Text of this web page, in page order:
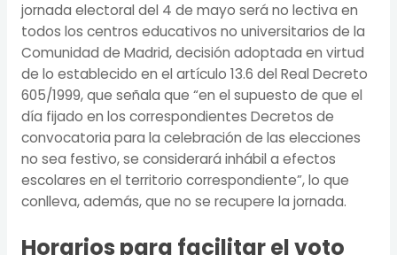
jornada electoral del 4 de mayo será no lectiva en
todos los centros educativos no universitarios de la
Comunidad de Madrid, decisión adoptada en virtud
de lo establecido en el artículo 13.6 del Real Decreto
605/1999, que señala que “en el supuesto de que el
día fijado en los correspondientes Decretos de
convocatoria para la celebración de las elecciones
no sea festivo, se considerará inhábil a efectos
escolares en el territorio correspondiente”, lo que
conlleva, además, que no se recupere la jornada.
Horarios para facilitar el voto